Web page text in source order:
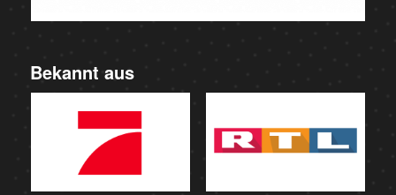
Bekannt aus